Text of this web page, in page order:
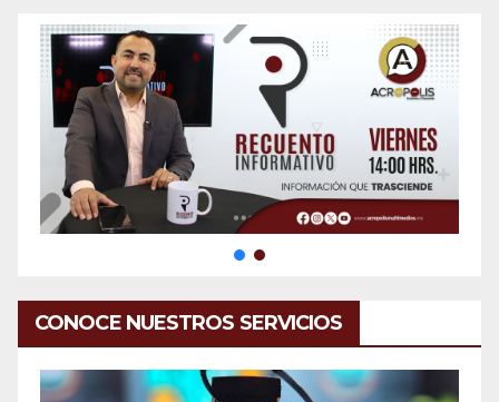
CONOCE NUESTROS SERVICIOS